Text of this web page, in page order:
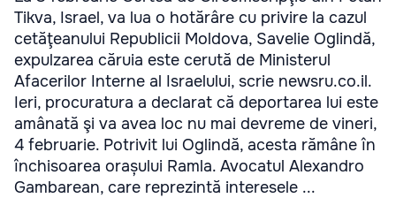
Tikva, Israel, va lua o hotărâre cu privire la cazul
cetăţeanului Republicii Moldova, Savelie Oglindă,
expulzarea căruia este cerută de Ministerul
Afacerilor Interne al Israelului, scrie newsru.co.il.
Ieri, procuratura a declarat că deportarea lui este
amânată şi va avea loc nu mai devreme de vineri,
4 februarie. Potrivit lui Oglindă, acesta rămâne în
închisoarea orașului Ramla. Avocatul Alexandro
Gambarean, care reprezintă interesele ...